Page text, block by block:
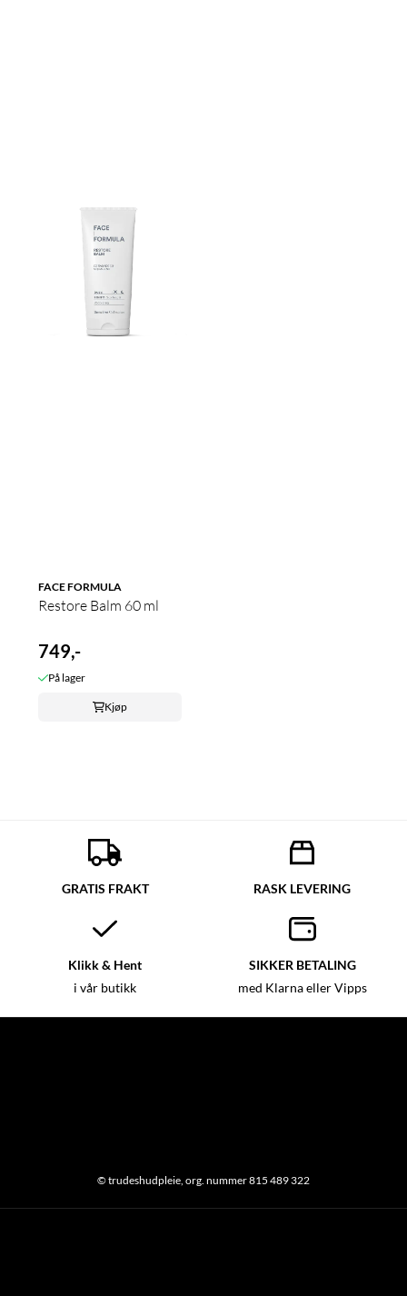
FACE FORMULA
Restore Balm 60 ml
749,-
På lager
Kjøp
GRATIS FRAKT RASK LEVERING
Klikk & Hent
i vår butikk
SIKKER BETALING
med Klarna eller Vipps
© trudeshudpleie, org. nummer 815 489 322